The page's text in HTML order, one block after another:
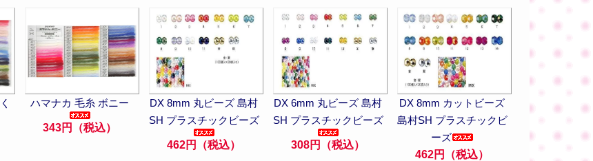
ハマナカ 毛糸 ボニー
343円（税込）
DX 8mm 丸ビーズ 島村
SH プラスチックビーズ
462円（税込）
DX 6mm 丸ビーズ 島村
SH プラスチックビーズ
308円（税込）
DX 8mm カットビーズ
島村SH プラスチックビ
ーズ
462円（税込）